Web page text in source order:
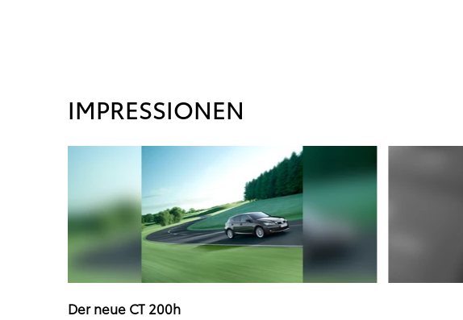
IMPRESSIONEN
Der neue CT 200h